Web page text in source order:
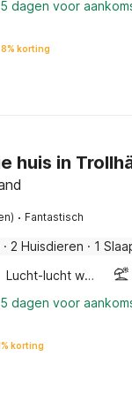
dagen voor
8% korting
huis in
· Fantastisch
· 2 Huisdieren · 1
Lucht-lucht warmtepomp
dagen voor
korting